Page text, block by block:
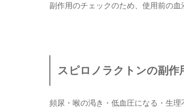
副作用のチェックのため、使用前の
スピロノラクトンの副作
頻尿・喉の渇き・低血圧になる・生理